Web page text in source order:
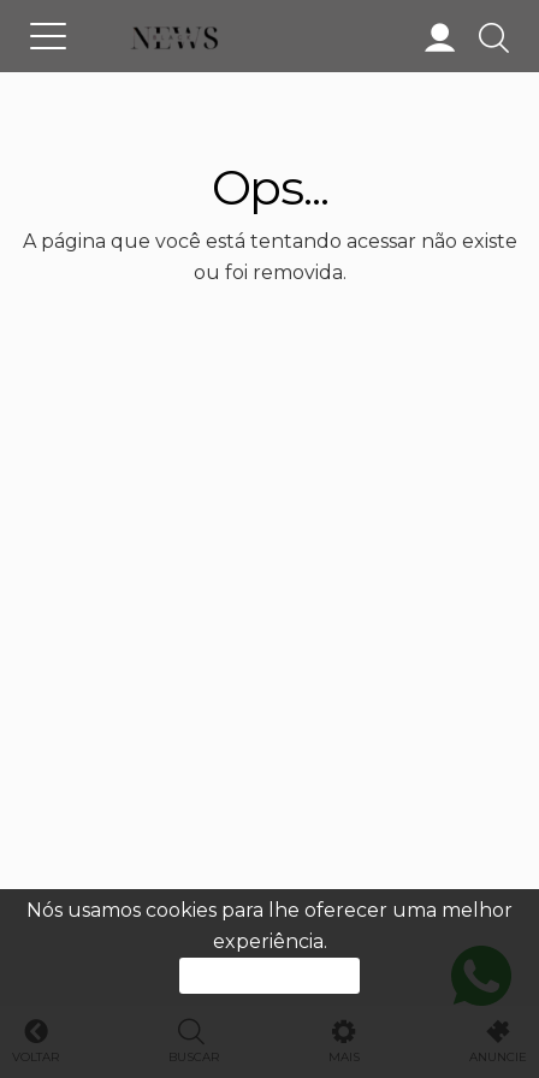
Nós usamos cookies para lhe oferecer uma melhor
experiência.
Ops...
A página que você está tentando acessar não existe
ou foi removida.
VOLTAR BUSCAR MAIS ANUNCIE